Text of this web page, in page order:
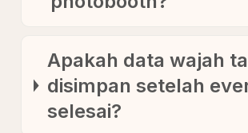
Apakah data wajah
disimpan setelah
selesai?